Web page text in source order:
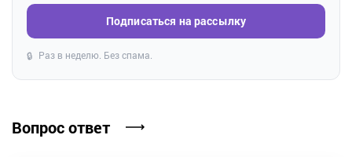
Подписаться на рассылку
🔒 Раз в неделю. Без спама.
Вопрос ответ